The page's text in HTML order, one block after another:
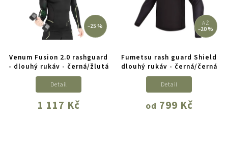
–25 %
Venum Fusion 2.0 rashguard
- dlouhý rukáv - černá/žlutá
1 117 Kč
Detail
AŽ
–20 %
Fumetsu rash guard Shield
dlouhý rukáv - černá/černá
od 799 Kč
Detail